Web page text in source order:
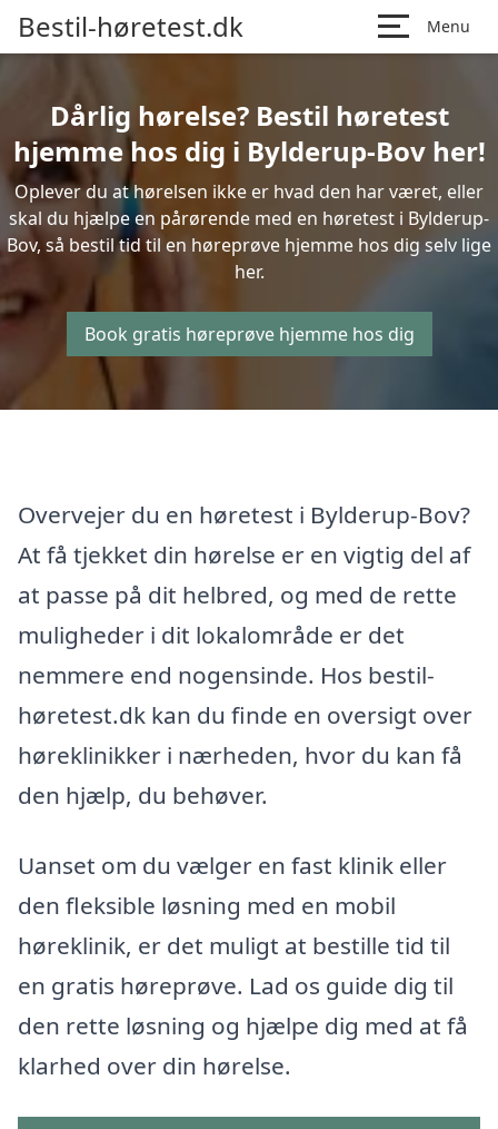
Bestil-høretest.dk Menu
Dårlig hørelse? Bestil høretest
hjemme hos dig i Bylderup-Bov her!
Oplever du at hørelsen ikke er hvad den har været, eller
skal du hjælpe en pårørende med en høretest i Bylderup-
Bov, så bestil tid til en høreprøve hjemme hos dig selv lige
her.
Book gratis høreprøve hjemme hos dig
Overvejer du en høretest i Bylderup-Bov?
At få tjekket din hørelse er en vigtig del af
at passe på dit helbred, og med de rette
muligheder i dit lokalområde er det
nemmere end nogensinde. Hos bestil-
høretest.dk kan du finde en oversigt over
høreklinikker i nærheden, hvor du kan få
den hjælp, du behøver.
Uanset om du vælger en fast klinik eller
den fleksible løsning med en mobil
høreklinik, er det muligt at bestille tid til
en gratis høreprøve. Lad os guide dig til
den rette løsning og hjælpe dig med at få
klarhed over din hørelse.